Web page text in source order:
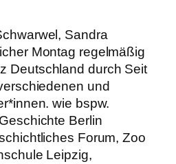
Sandra
Montag regelmäßig
Deutschland durch Seit
und
wie bspw.
Berlin
Forum, Zoo
Leipzig,